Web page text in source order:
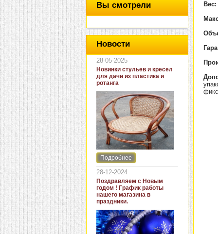
Вы смотрели
Новости
28-05-2025
Новинки стульев и кресел
для дачи из пластика и
ротанга
Интернет-магазин "Кровать
и диван" представляет
новинки стульев и кресел
для дачи. В ассортименте
представлены как
бюджетные модели из
пластика для дачи, так и
кресла для загородных
домов из натурального и
искусственного ротанга.
Подробнее
28-12-2024
Поздравляем с Новым
годом ! График работы
нашего магазина в
праздники.
Вес: